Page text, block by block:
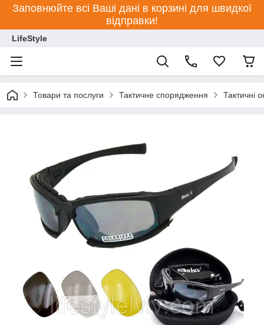
Заповнюйте всі Ваші дані в корзині для швидкої
відправки!
LifeStyle
Товари та послуги Тактичне спорядження Тактичні